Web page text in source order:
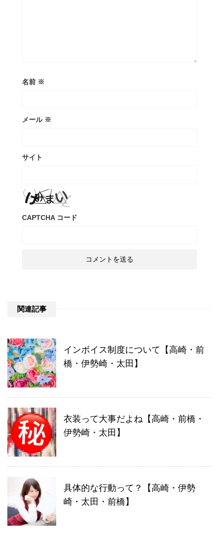
名前 ※
メール ※
サイト
CAPTCHA コード
関連記事
インボイス制度について【高崎・前
橋・伊勢崎・太田】
衣装って大事だよね【高崎・前橋・
伊勢崎・太田】
具体的な行動って？【高崎・伊勢
崎・太田・前橋】